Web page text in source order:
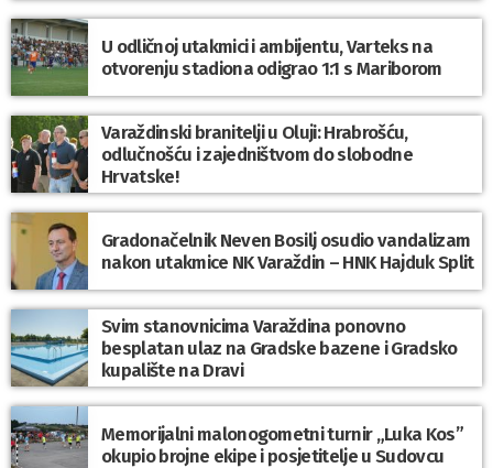
U odličnoj utakmici i ambijentu, Varteks na
otvorenju stadiona odigrao 1:1 s Mariborom
Varaždinski branitelji u Oluji: Hrabrošću,
odlučnošću i zajedništvom do slobodne
Hrvatske!
Gradonačelnik Neven Bosilj osudio vandalizam
nakon utakmice NK Varaždin – HNK Hajduk Split
Svim stanovnicima Varaždina ponovno
besplatan ulaz na Gradske bazene i Gradsko
kupalište na Dravi
Memorijalni malonogometni turnir „Luka Kos”
okupio brojne ekipe i posjetitelje u Sudovcu